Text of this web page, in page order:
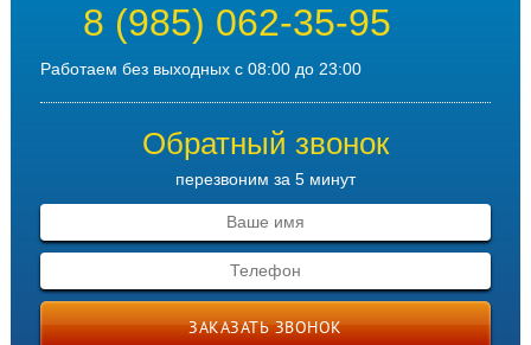
8 (985) 062-35-95
Работаем без выходных с 08:00 до 23:00
Обратный звонок
перезвоним за 5 минут
ЗАКАЗАТЬ ЗВОНОК